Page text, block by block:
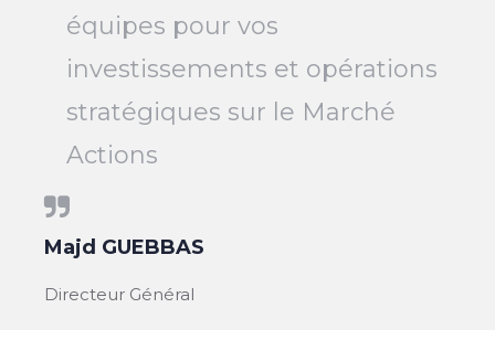
équipes pour vos
investissements et opérations
stratégiques sur le Marché
Actions
Majd GUEBBAS
Directeur Général